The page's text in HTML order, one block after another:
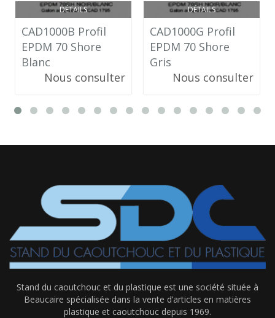
DÉTAILS
CAD1000B Profil
EPDM 70 Shore
Blanc
Nous consulter
DÉTAILS
CAD1000G Profil
EPDM 70 Shore
Gris
Nous consulter
Stand du caoutchouc et du plastique est une société située à
Beaucaire spécialisée dans la vente d’articles en matières
plastique et caoutchouc depuis 1969.